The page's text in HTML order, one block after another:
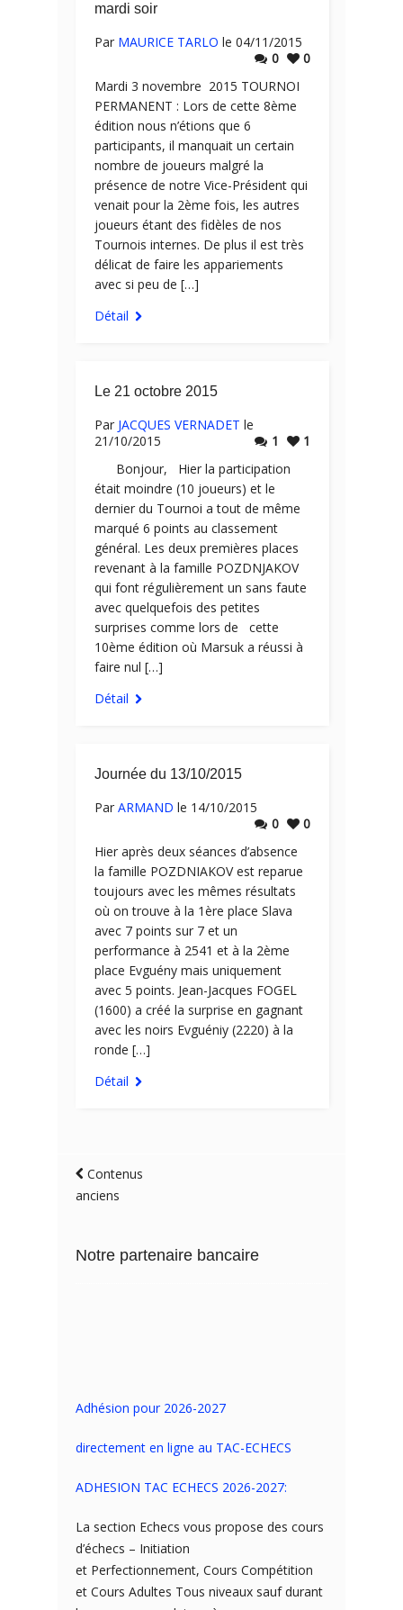
mardi soir
Par MAURICE TARLO le 04/11/2015
0
0
Mardi 3 novembre 2015 TOURNOI
PERMANENT : Lors de cette 8ème
édition nous n’étions que 6
participants, il manquait un certain
nombre de joueurs malgré la
présence de notre Vice-Président qui
venait pour la 2ème fois, les autres
joueurs étant des fidèles de nos
Tournois internes. De plus il est très
délicat de faire les appariements
avec si peu de […]
Détail
Le 21 octobre 2015
Par JACQUES VERNADET le
21/10/2015
1
1
​ Bonjour, Hier la participation
était moindre (10 joueurs) et le
dernier du Tournoi a tout de même
marqué 6 points au classement
général. Les deux premières places
revenant à la famille POZDNJAKOV
qui font régulièrement un sans faute
avec quelquefois des petites
surprises comme lors de cette
10ème édition où Marsuk a réussi à
faire nul […]
Détail
Journée du 13/10/2015
Par ARMAND le 14/10/2015
0
0
Hier après deux séances d’absence
la famille POZDNIAKOV est reparue
toujours avec les mêmes résultats
où on trouve à la 1ère place Slava
avec 7 points sur 7 et un
performance à 2541 et à la 2ème
place Evguény mais uniquement
avec 5 points. Jean-Jacques FOGEL
(1600) a créé la surprise en gagnant
avec les noirs Evguéniy (2220) à la
ronde […]
Détail
Contenus
anciens
Notre partenaire bancaire
Adhésion pour 2026-2027
directement en ligne au TAC-ECHECS
ADHESION TAC ECHECS 2026-2027:
La section Echecs vous propose des cours
d’échecs – Initiation
et Perfectionnement, Cours Compétition
et Cours Adultes Tous niveaux sauf durant